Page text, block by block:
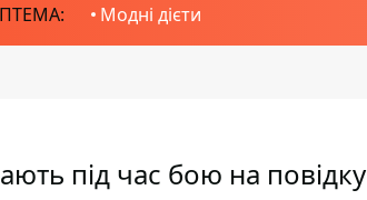
Модні дієти
під час бою на повідку